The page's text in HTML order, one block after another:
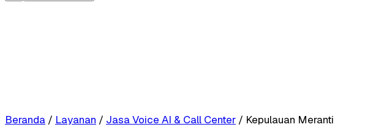
Beranda / Layanan / Jasa Voice AI & Call Center / Kepulauan Meranti